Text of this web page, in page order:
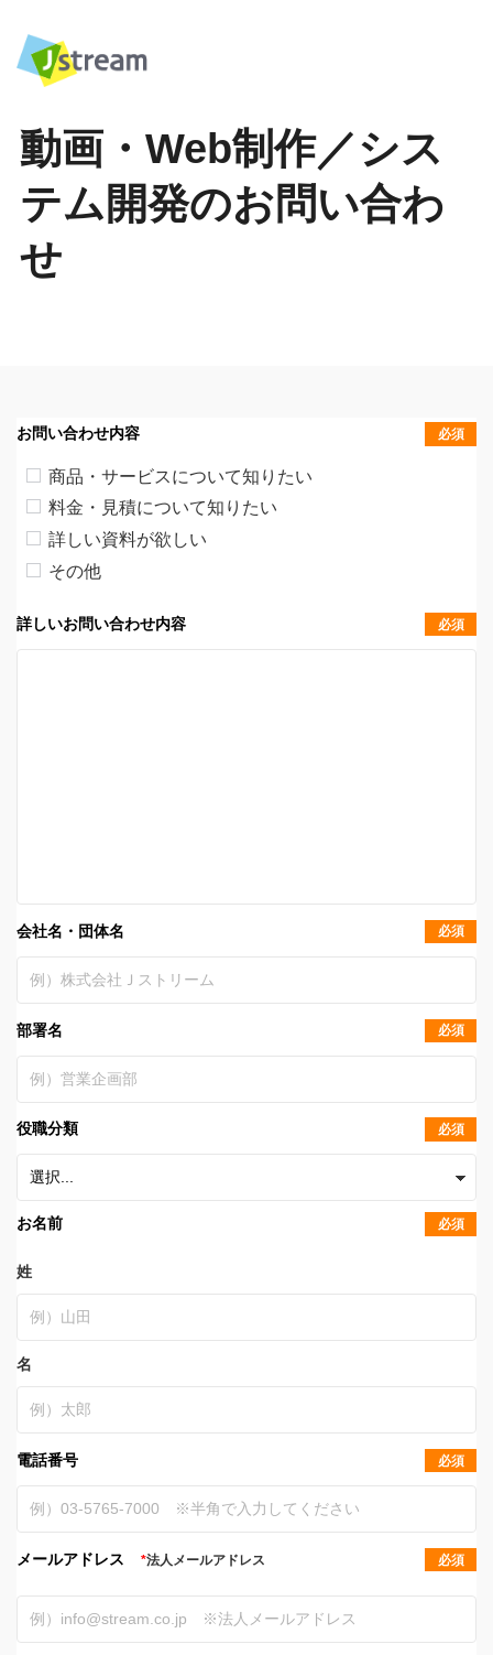
動画・Web制作／シス
テム開発のお問い合わ
せ
お問い合わせ内容 必須
商品・サービスについて知りたい
料金・見積について知りたい
詳しい資料が欲しい
その他
詳しいお問い合わせ内容 必須
会社名・団体名 必須
部署名 必須
役職分類 必須
お名前 必須
姓
名
電話番号 必須
メールアドレス 必須
*法人メールアドレス